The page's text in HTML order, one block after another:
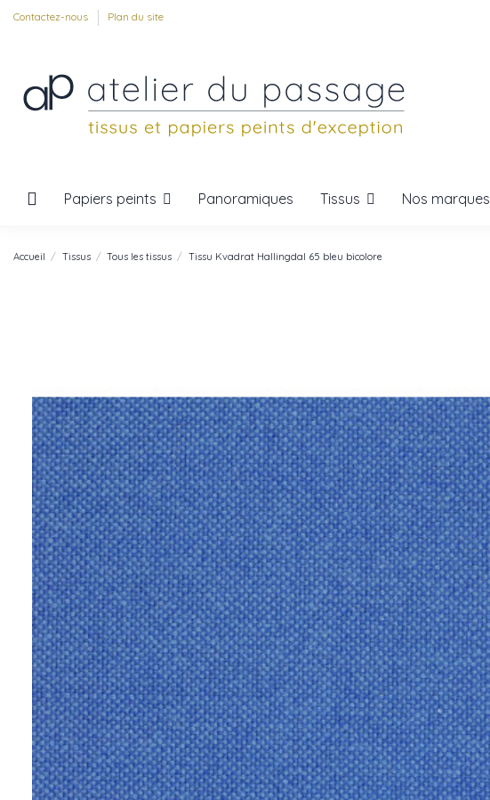
Contactez-nous Plan du site
Papiers peints Panoramiques Tissus Nos marques
Accueil Tissus Tous les tissus Tissu Kvadrat Hallingdal 65 bleu bicolore